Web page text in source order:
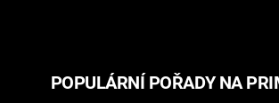
POPULÁRNÍ POŘADY NA